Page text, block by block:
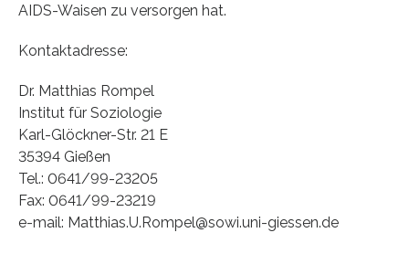
AIDS-Waisen zu versorgen hat.
Kontaktadresse:
Dr. Matthias Rompel
Institut für Soziologie
Karl-Glöckner-Str. 21 E
35394 Gießen
Tel.: 0641/99-23205
Fax: 0641/99-23219
e-mail: Matthias.U.Rompel@sowi.uni-giessen.de